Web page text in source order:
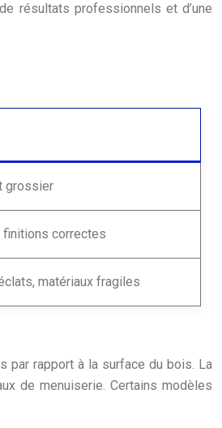
résultats professionnels et d’une
grossier
finitions correctes
matériaux fragiles
par rapport à la surface du bois. La
de menuiserie. Certains modèles